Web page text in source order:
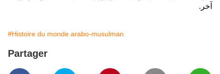
آخر‏.‏
#Histoire du monde arabo-musulman
Partager